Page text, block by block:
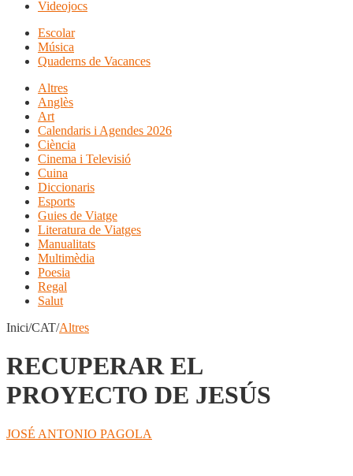
Videojocs
Escolar
Música
Quaderns de Vacances
Altres
Anglès
Art
Calendaris i Agendes 2026
Ciència
Cinema i Televisió
Cuina
Diccionaris
Esports
Guies de Viatge
Literatura de Viatges
Manualitats
Multimèdia
Poesia
Regal
Salut
Inici/CAT/Altres
RECUPERAR EL
PROYECTO DE JESÚS
JOSÉ ANTONIO PAGOLA